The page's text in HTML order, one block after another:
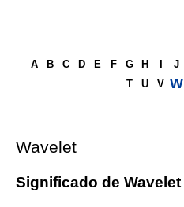
A B C D E F G H J
T
U V W
Wavelet
Significado de Wavelet